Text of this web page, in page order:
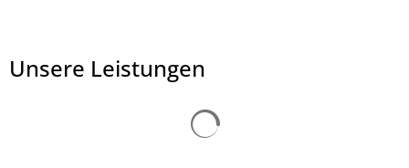
Unsere Leistungen